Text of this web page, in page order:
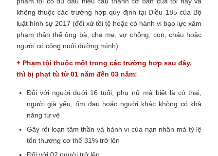
không thuộc các trường hợp quy định tại Điều 185 của Bộ
luật hình sự 2017 (đối xử tồi tệ hoặc có hành vi bạo lực xâm
phạm thân thể ông bà, cha mẹ, vợ chồng, con, cháu hoặc
người có công nuôi dưỡng mình)
+ Phạm tội thuộc một trong các trường hợp sau đây,
thì bị phạt tù từ 01 năm đến 03 năm:
Đối với người dưới 16 tuổi, phụ nữ mà biết là có thai,
người già yếu, ốm đau hoặc người khác không có khả
năng tự vệ
Gây rối loạn tâm thần và hành vi của nạn nhân mà tỷ lệ
tổn thương cơ thể 31% trở lên